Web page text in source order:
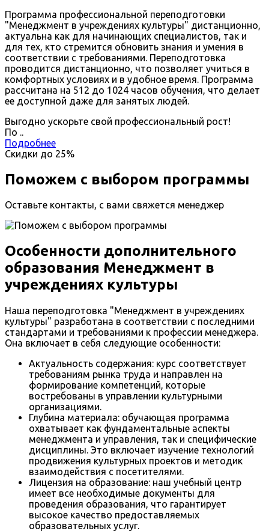
Программа профессиональной переподготовки
"Менеджмент в учреждениях культуры" дистанционно,
актуальна как для начинающих специалистов, так и
для тех, кто стремится обновить знания и умения в
соответствии с требованиями. Переподготовка
проводится дистанционно, что позволяет учиться в
комфортных условиях и в удобное время. Программа
рассчитана на 512 до 1024 часов обучения, что делает
ее доступной даже для занятых людей.
Выгодно ускорьте свой профессиональный рост!
По ..
Подробнее
Скидки до 25%
Поможем с выбором программы
Оставьте контакты, с вами свяжется менеджер
Особенности дополнительного
образования Менеджмент в
учреждениях культуры
Наша переподготовка "Менеджмент в учреждениях
культуры" разработана в соответствии с последними
стандартами и требованиями к профессии менеджера.
Она включает в себя следующие особенности:
Актуальность содержания: курс соответствует
требованиям рынка труда и направлен на
формирование компетенций, которые
востребованы в управлении культурными
организациями.
Глубина материала: обучающая программа
охватывает как фундаментальные аспекты
менеджмента и управления, так и специфические
дисциплины. Это включает изучение технологий
продвижения культурных проектов и методик
взаимодействия с посетителями.
Лицензия на образование: наш учебный центр
имеет все необходимые документы для
проведения образования, что гарантирует
высокое качество предоставляемых
образовательных услуг.